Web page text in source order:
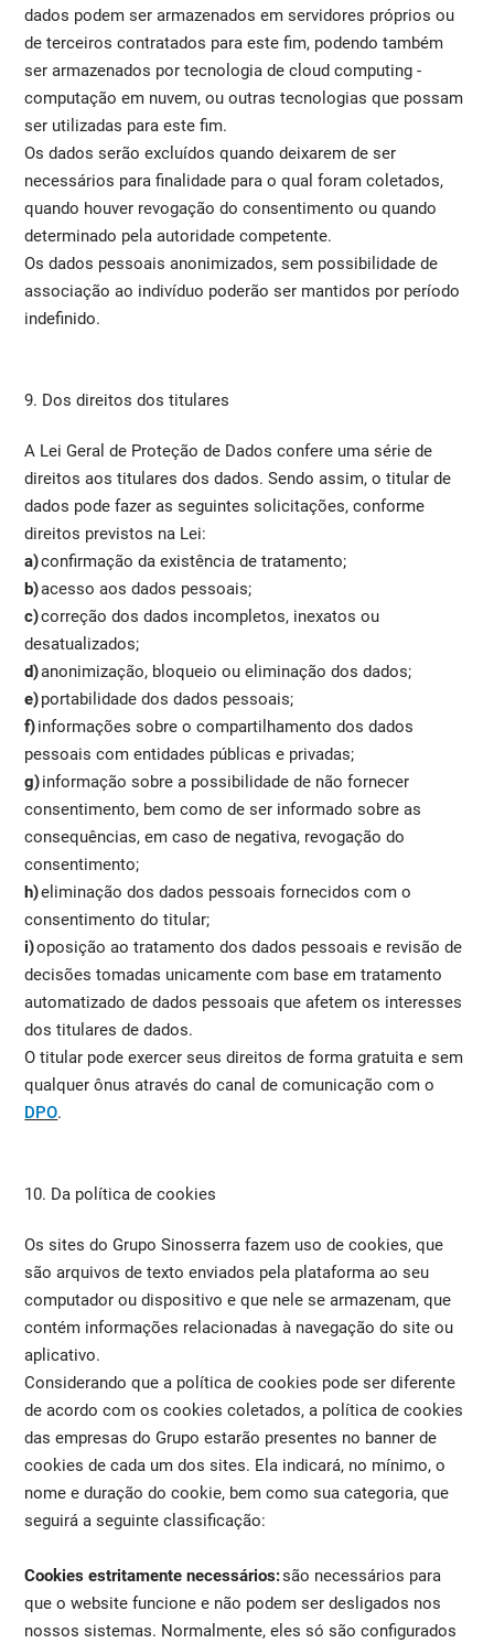
dados podem ser armazenados em servidores próprios ou
de terceiros contratados para este fim, podendo também
ser armazenados por tecnologia de cloud computing -
computação em nuvem, ou outras tecnologias que possam
ser utilizadas para este fim.
Os dados serão excluídos quando deixarem de ser
necessários para finalidade para o qual foram coletados,
quando houver revogação do consentimento ou quando
determinado pela autoridade competente.
Os dados pessoais anonimizados, sem possibilidade de
associação ao indivíduo poderão ser mantidos por período
indefinido.
9. Dos direitos dos titulares
A Lei Geral de Proteção de Dados confere uma série de
direitos aos titulares dos dados. Sendo assim, o titular de
dados pode fazer as seguintes solicitações, conforme
direitos previstos na Lei:
a)confirmação da existência de tratamento;
b)acesso aos dados pessoais;
c)correção dos dados incompletos, inexatos ou
desatualizados;
d)anonimização, bloqueio ou eliminação dos dados;
e)portabilidade dos dados pessoais;
f)informações sobre o compartilhamento dos dados
pessoais com entidades públicas e privadas;
g)informação sobre a possibilidade de não fornecer
consentimento, bem como de ser informado sobre as
consequências, em caso de negativa, revogação do
consentimento;
h)eliminação dos dados pessoais fornecidos com o
consentimento do titular;
i)oposição ao tratamento dos dados pessoais e revisão de
decisões tomadas unicamente com base em tratamento
automatizado de dados pessoais que afetem os interesses
dos titulares de dados.
O titular pode exercer seus direitos de forma gratuita e sem
qualquer ônus através do canal de comunicação com o
DPO.
10. Da política de cookies
Os sites do Grupo Sinosserra fazem uso de cookies, que
são arquivos de texto enviados pela plataforma ao seu
computador ou dispositivo e que nele se armazenam, que
contém informações relacionadas à navegação do site ou
aplicativo.
Considerando que a política de cookies pode ser diferente
de acordo com os cookies coletados, a política de cookies
das empresas do Grupo estarão presentes no banner de
cookies de cada um dos sites. Ela indicará, no mínimo, o
nome e duração do cookie, bem como sua categoria, que
seguirá a seguinte classificação:
Cookies estritamente necessários:são necessários para
que o website funcione e não podem ser desligados nos
nossos sistemas. Normalmente, eles só são configurados